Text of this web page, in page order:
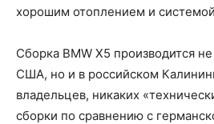
хорошим отоплением и
Сборка BMW X5 производится
США, но и в российском
владельцев, никаких
сборки по сравнению с